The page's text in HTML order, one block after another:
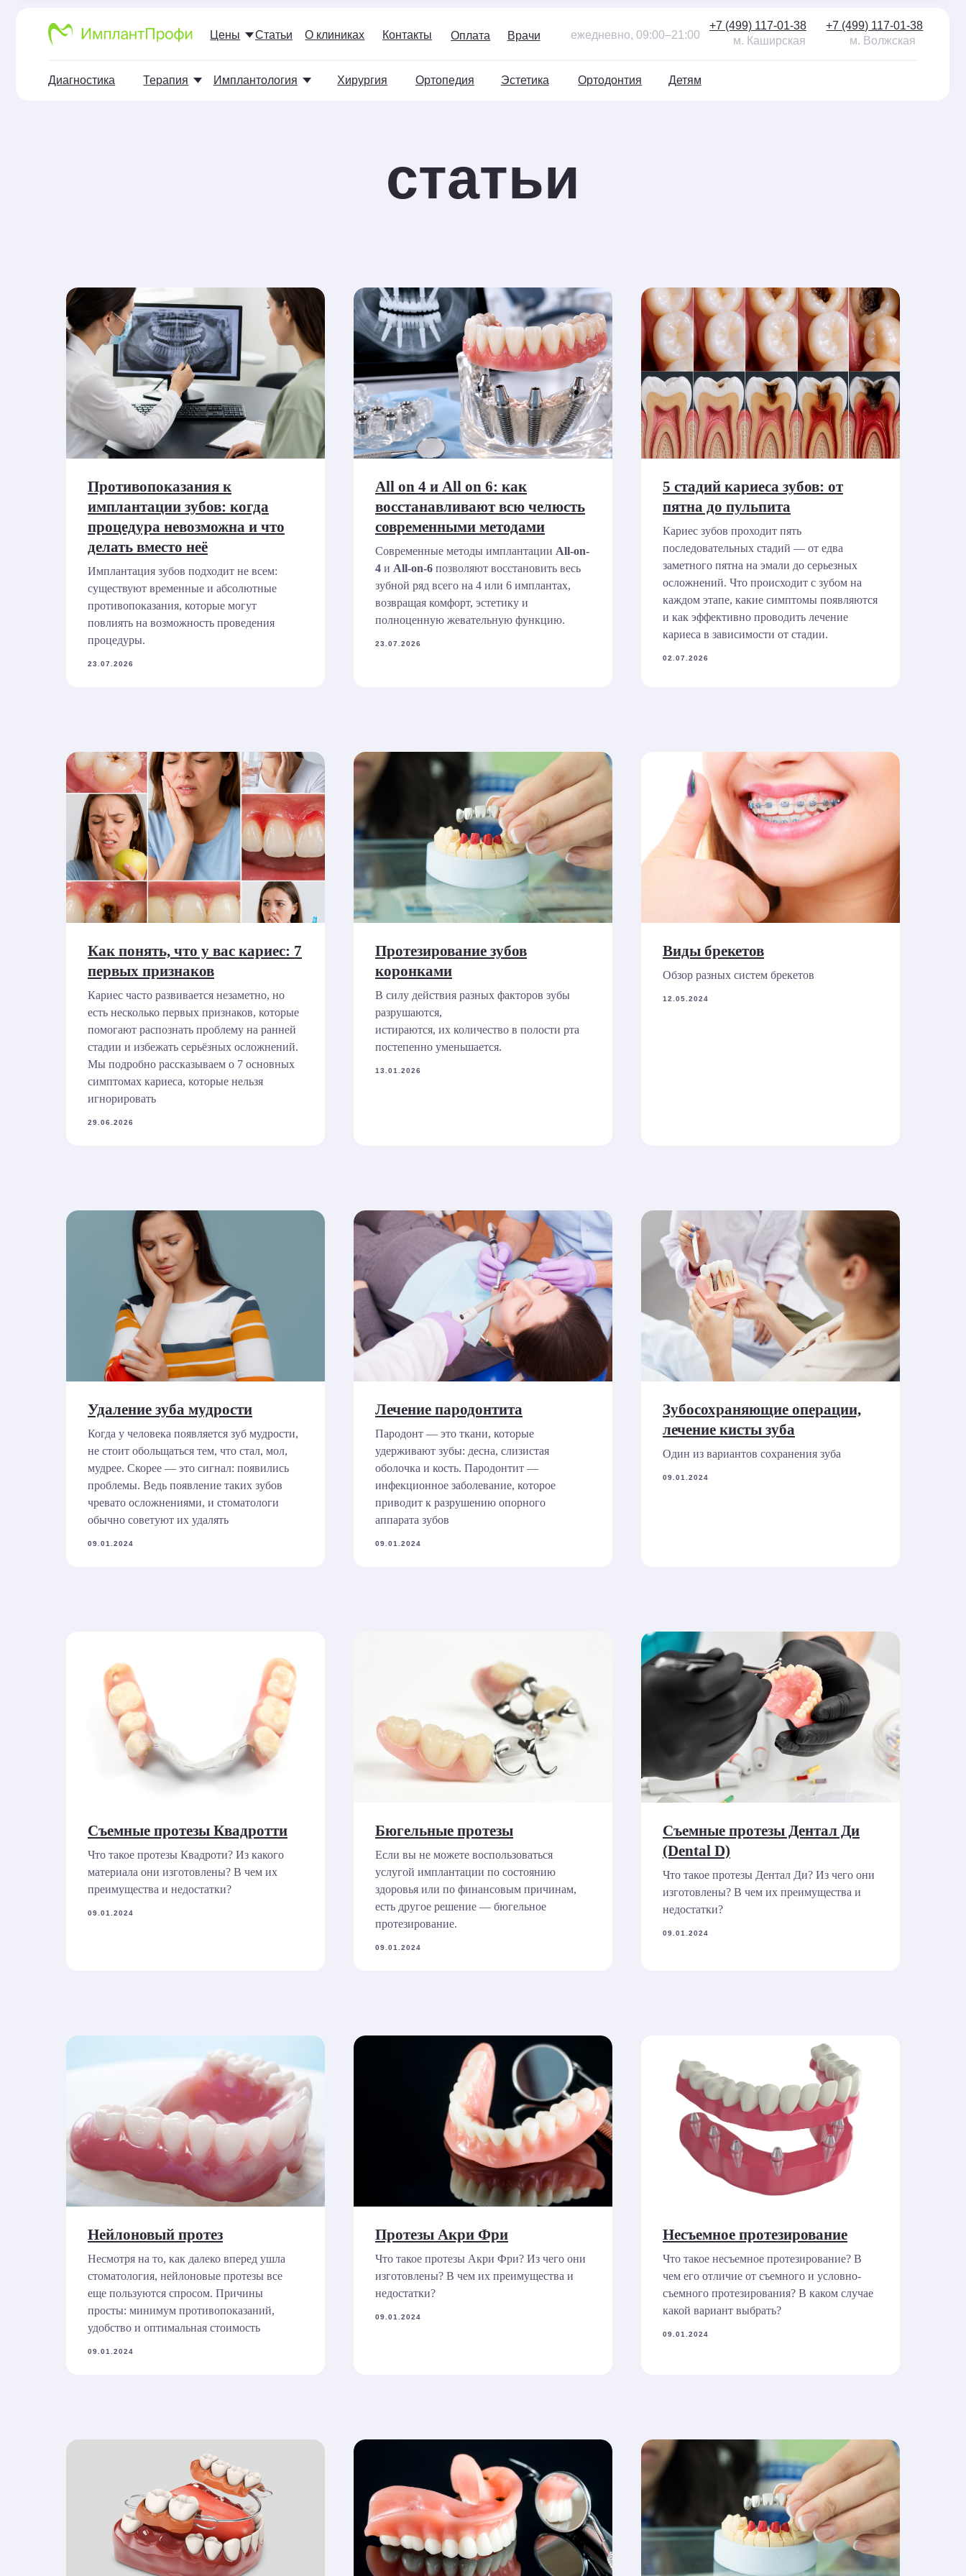
м. Каширская
+7 (499) 117-01-38 +7 (499) 117-01-38
м. Волжская
Врачи
Оплата
Контакты
О клиниках
Статьи
Цены ежедневно, 09:00–21:00
статьи
Противопоказания к
имплантации зубов: когда
процедура невозможна и что
делать вместо неё
Имплантация зубов подходит не всем:
существуют временные и абсолютные
противопоказания, которые могут
повлиять на возможность проведения
процедуры.
23.07.2026
All on 4 и All on 6: как
восстанавливают всю челюсть
современными методами
Современные методы имплантации All-on-
4 и All-on-6 позволяют восстановить весь
зубной ряд всего на 4 или 6 имплантах,
возвращая комфорт, эстетику и
полноценную жевательную функцию.
23.07.2026
5 стадий кариеса зубов: от
пятна до пульпита
Кариес зубов проходит пять
последовательных стадий — от едва
заметного пятна на эмали до серьезных
осложнений. Что происходит с зубом на
каждом этапе, какие симптомы появляются
и как эффективно проводить лечение
кариеса в зависимости от стадии.
02.07.2026
Как понять, что у вас кариес: 7
первых признаков
Кариес часто развивается незаметно, но
есть несколько первых признаков, которые
помогают распознать проблему на ранней
стадии и избежать серьёзных осложнений.
Мы подробно рассказываем о 7 основных
симптомах кариеса, которые нельзя
игнорировать
29.06.2026
Протезирование зубов
коронками
В силу действия разных факторов зубы
разрушаются,
истираются, их количество в полости рта
постепенно уменьшается.
13.01.2026
Виды брекетов
Обзор разных систем брекетов
12.05.2024
Удаление зуба мудрости
Когда у человека появляется зуб мудрости,
не стоит обольщаться тем, что стал, мол,
мудрее. Скорее — это сигнал: появились
проблемы. Ведь появление таких зубов
чревато осложнениями, и стоматологи
обычно советуют их удалять
09.01.2024
Лечение пародонтита
Пародонт — это ткани, которые
удерживают зубы: десна, слизистая
оболочка и кость. Пародонтит —
инфекционное заболевание, которое
приводит к разрушению опорного
аппарата зубов
09.01.2024
Зубосохраняющие операции,
лечение кисты зуба
Один из вариантов сохранения зуба
09.01.2024
Съемные протезы Квадротти
Что такое протезы Квадроти? Из какого
материала они изготовлены? В чем их
преимущества и недостатки?
09.01.2024
Бюгельные протезы
Если вы не можете воспользоваться
услугой имплантации по состоянию
здоровья или по финансовым причинам,
есть другое решение — бюгельное
протезирование.
09.01.2024
Съемные протезы Дентал Ди
(Dental D)
Что такое протезы Дентал Ди? Из чего они
изготовлены? В чем их преимущества и
недостатки?
09.01.2024
Нейлоновый протез
Несмотря на то, как далеко вперед ушла
стоматология, нейлоновые протезы все
еще пользуются спросом. Причины
просты: минимум противопоказаний,
удобство и оптимальная стоимость
09.01.2024
Протезы Акри Фри
Что такое протезы Акри Фри? Из чего они
изготовлены? В чем их преимущества и
недостатки?
09.01.2024
Несъемное протезирование
Что такое несъемное протезирование? В
чем его отличие от съемного и условно-
съемного протезирования? В каком случае
какой вариант выбрать?
09.01.2024